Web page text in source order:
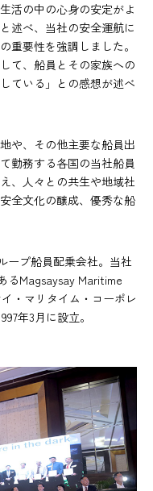
活の中の心身の安定がよ
述べ、当社の安全運航に
重要性を強調しました。
て、船員とその家族への
ている」との感想が述べ
や、その他主要な船員出
勤務する各国の当社船員
、人々との共生や地域社
全文化の醸成、優秀な船
ープ船員配乗会社。当社
るMagsaysay Maritime
・マリタイム・コーポレ
年3月に設立。